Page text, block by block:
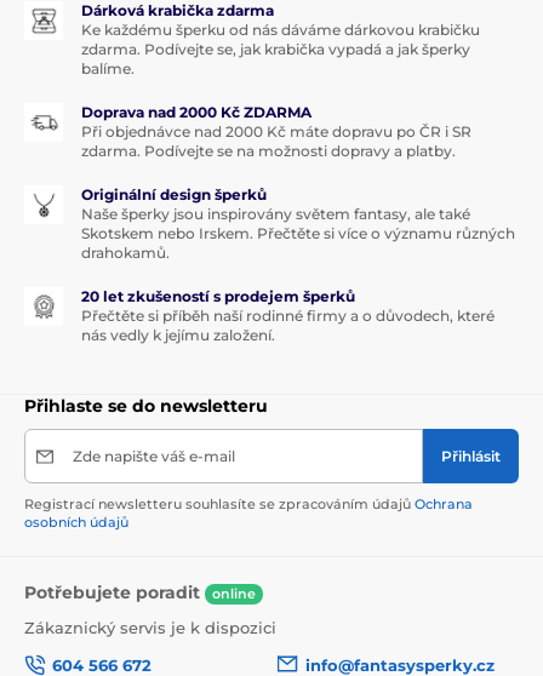
Dárková krabička zdarma
Ke každému šperku od nás dáváme dárkovou krabičku
zdarma. Podívejte se, jak krabička vypadá a jak šperky
balíme.
Doprava nad 2000 Kč ZDARMA
Při objednávce nad 2000 Kč máte dopravu po ČR i SR
zdarma. Podívejte se na možnosti dopravy a platby.
Originální design šperků
Naše šperky jsou inspirovány světem fantasy, ale také
Skotskem nebo Irskem. Přečtěte si více o významu různých
drahokamů.
20 let zkušeností s prodejem šperků
Přečtěte si příběh naší rodinné firmy a o důvodech, které
nás vedly k jejímu založení.
Přihlaste se do newsletteru
Zde napište váš e-mail Přihlásit
Registrací newsletteru souhlasíte se zpracováním údajů Ochrana
osobních údajů
Potřebujete poradit online
Zákaznický servis je k dispozici
604 566 672
info@fantasysperky.cz